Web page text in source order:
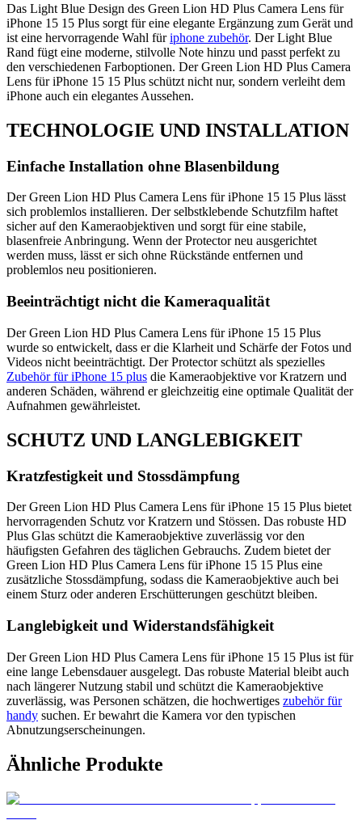
Das Light Blue Design des Green Lion HD Plus Camera Lens für
iPhone 15 15 Plus sorgt für eine elegante Ergänzung zum Gerät und
ist eine hervorragende Wahl für iphone zubehör. Der Light Blue
Rand fügt eine moderne, stilvolle Note hinzu und passt perfekt zu
den verschiedenen Farboptionen. Der Green Lion HD Plus Camera
Lens für iPhone 15 15 Plus schützt nicht nur, sondern verleiht dem
iPhone auch ein elegantes Aussehen.
TECHNOLOGIE UND INSTALLATION
Einfache Installation ohne Blasenbildung
Der Green Lion HD Plus Camera Lens für iPhone 15 15 Plus lässt
sich problemlos installieren. Der selbstklebende Schutzfilm haftet
sicher auf den Kameraobjektiven und sorgt für eine stabile,
blasenfreie Anbringung. Wenn der Protector neu ausgerichtet
werden muss, lässt er sich ohne Rückstände entfernen und
problemlos neu positionieren.
Beeinträchtigt nicht die Kameraqualität
Der Green Lion HD Plus Camera Lens für iPhone 15 15 Plus
wurde so entwickelt, dass er die Klarheit und Schärfe der Fotos und
Videos nicht beeinträchtigt. Der Protector schützt als spezielles
Zubehör für iPhone 15 plus die Kameraobjektive vor Kratzern und
anderen Schäden, während er gleichzeitig eine optimale Qualität der
Aufnahmen gewährleistet.
SCHUTZ UND LANGLEBIGKEIT
Kratzfestigkeit und Stossdämpfung
Der Green Lion HD Plus Camera Lens für iPhone 15 15 Plus bietet
hervorragenden Schutz vor Kratzern und Stössen. Das robuste HD
Plus Glas schützt die Kameraobjektive zuverlässig vor den
häufigsten Gefahren des täglichen Gebrauchs. Zudem bietet der
Green Lion HD Plus Camera Lens für iPhone 15 15 Plus eine
zusätzliche Stossdämpfung, sodass die Kameraobjektive auch bei
einem Sturz oder anderen Erschütterungen geschützt bleiben.
Langlebigkeit und Widerstandsfähigkeit
Der Green Lion HD Plus Camera Lens für iPhone 15 15 Plus ist für
eine lange Lebensdauer ausgelegt. Das robuste Material bleibt auch
nach längerer Nutzung stabil und schützt die Kameraobjektive
zuverlässig, was Personen schätzen, die hochwertiges zubehör für
handy suchen. Er bewahrt die Kamera vor den typischen
Abnutzungserscheinungen.
Ähnliche Produkte